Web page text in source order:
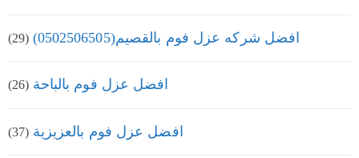
افضل شركه عزل فوم بالقصيم(0502506505) (29)
افضل عزل فوم بالباحة (26)
افضل عزل فوم بالعزيزية (37)